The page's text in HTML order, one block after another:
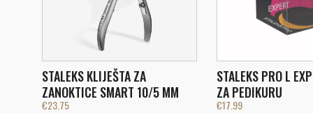
STALEKS KLIJEŠTA ZA
ZANOKTICE SMART 10/5 MM
€23.75
STALEKS PRO L
ZA PEDIKURU
€17.99